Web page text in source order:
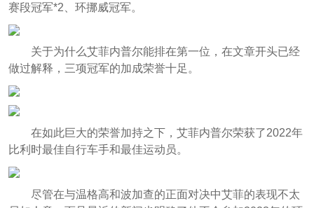
赛段冠军*2、环挪威冠军。
关于为什么艾菲内普尔能排在第一位，在文章开头已经
做过解释，三项冠军的加成荣誉十足。
在如此巨大的荣誉加持之下，艾菲内普尔荣获了2022年
比利时最佳自行车手和最佳运动员。
尽管在与温格高和波加查的正面对决中艾菲的表现不太